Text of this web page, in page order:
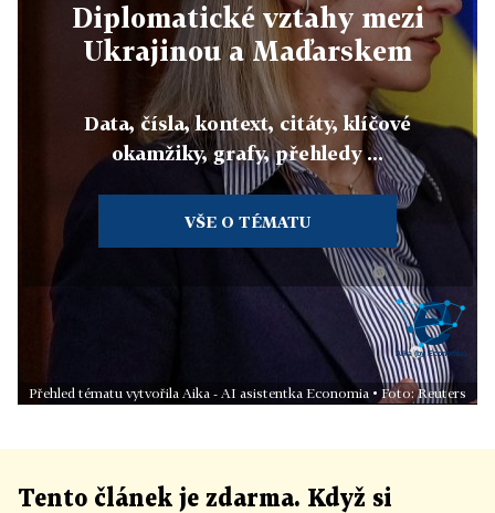
Diplomatické vztahy mezi
Ukrajinou a Maďarskem
Data, čísla, kontext, citáty, klíčové
okamžiky, grafy, přehledy ...
VŠE O TÉMATU
Přehled tématu vytvořila Aika - AI asistentka Economia • Foto: Reuters
Tento článek je zdarma. Když si